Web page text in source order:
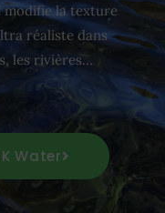
modifie la texture
réaliste dans
les rivières…
Water